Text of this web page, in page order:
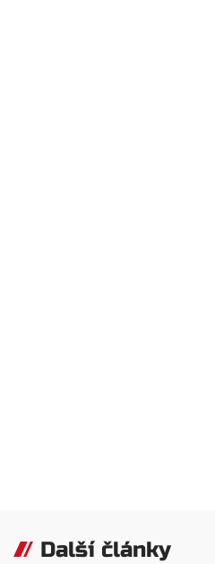
Další články